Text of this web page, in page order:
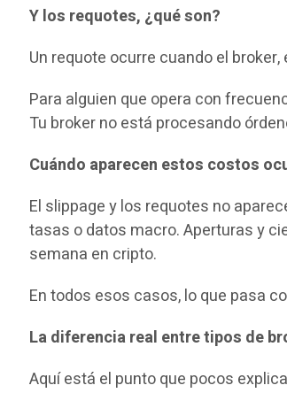
Y los requotes, ¿qué son?
Un requote ocurre cuando el
Para alguien que opera con
Tu broker no está procesando
Cuándo aparecen estos costos
El slippage y los requotes no
tasas o datos macro. Aperturas y
semana en cripto.
En todos esos casos, lo que pasa
La diferencia real entre tipos de
Aquí está el punto que pocos